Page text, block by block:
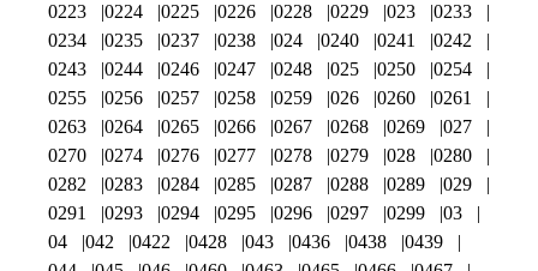
0223
0224 0225 0226 0228 0229 023
0233
0234
0235 0237 0238 024 0240 0241
0242
0243
0244 0246 0247 0248 025 0250
0254
0255
0256 0257 0258 0259 026 0260
0261
0263
0264 0265 0266 0267 0268 0269
027
0270
0274 0276 0277 0278 0279 028
0280
0282
0283 0284 0285 0287 0288 0289
029
0291
0293 0294 0295 0296 0297 0299
03
04
042 0422 0428 043 0436 0438
0439